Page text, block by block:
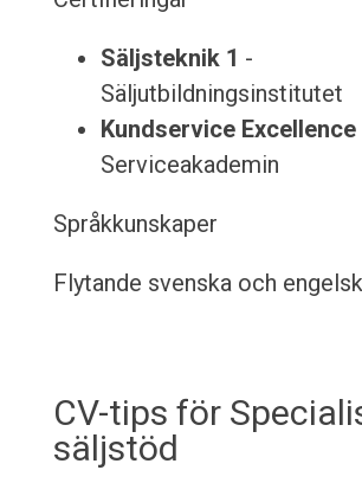
Säljsteknik 1 -
Säljutbildningsinstitutet
Kundservice Excellence
Serviceakademin
Språkkunskaper
Flytande svenska och
CV-tips för
säljstöd